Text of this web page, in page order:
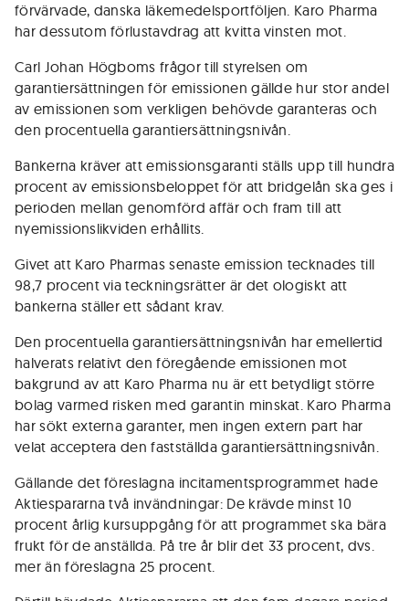
förvärvade, danska läkemedelsportföljen. Karo Pharma
har dessutom förlustavdrag att kvitta vinsten mot.
Carl Johan Högboms frågor till styrelsen om
garantiersättningen för emissionen gällde hur stor andel
av emissionen som verkligen behövde garanteras och
den procentuella garantiersättningsnivån.
Bankerna kräver att emissionsgaranti ställs upp till hundra
procent av emissionsbeloppet för att bridgelån ska ges i
perioden mellan genomförd affär och fram till att
nyemissionslikviden erhållits.
Givet att Karo Pharmas senaste emission tecknades till
98,7 procent via teckningsrätter är det ologiskt att
bankerna ställer ett sådant krav.
Den procentuella garantiersättningsnivån har emellertid
halverats relativt den föregående emissionen mot
bakgrund av att Karo Pharma nu är ett betydligt större
bolag varmed risken med garantin minskat. Karo Pharma
har sökt externa garanter, men ingen extern part har
velat acceptera den fastställda garantiersättningsnivån.
Gällande det föreslagna incitamentsprogrammet hade
Aktiespararna två invändningar: De krävde minst 10
procent årlig kursuppgång för att programmet ska bära
frukt för de anställda. På tre år blir det 33 procent, dvs.
mer än föreslagna 25 procent.